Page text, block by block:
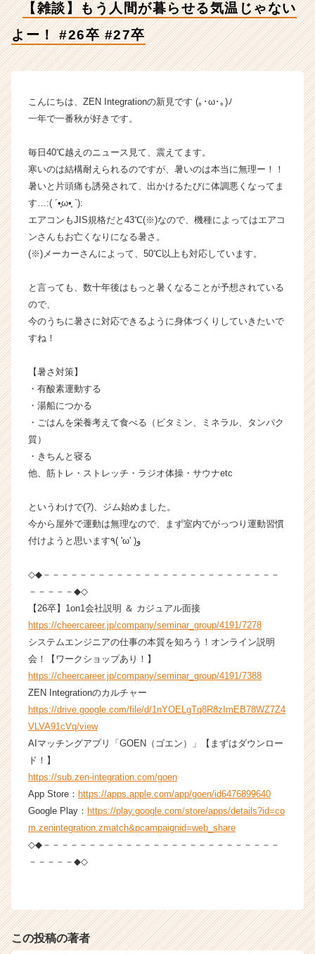
n
t
e
o
の
タ
イ
ン】
|
ン
ャ
ら
ト
届
く
就
チ
ア
キ
ャ
リ
h
e
C
a
r
e
e
r）
【雑談】もう人間が暮らせる気温じゃない
よー！ #26卒 #27卒
こんにちは、ZEN Integrationの新見です (｡･ω･｡)ﾉ
一年で一番秋が好きです。
毎日40℃越えのニュース見て、震えてます。
寒いのは結構耐えられるのですが、暑いのは本当に無理ー！！
暑いと片頭痛も誘発されて、出かけるたびに体調悪くなってま
す…:( ´•̥ω•̥ `):
エアコンもJIS規格だと43℃(※)なので、機種によってはエアコ
ンさんもお亡くなりになる暑さ。
(※)メーカーさんによって、50℃以上も対応しています。
と言っても、数十年後はもっと暑くなることが予想されている
ので、
今のうちに暑さに対応できるように身体づくりしていきたいで
すね！
【暑さ対策】
・有酸素運動する
・湯船につかる
・ごはんを栄養考えて食べる（ビタミン、ミネラル、タンパク
質）
・きちんと寝る
他、筋トレ・ストレッチ・ラジオ体操・サウナetc
というわけで(?)、ジム始めました。
今から屋外で運動は無理なので、まず室内でがっつり運動習慣
付けようと思います٩( 'ω' )و
◇◆－－－－－－－－－－－－－－－－－－－－－－－－－－
－－－－－◆◇
【26卒】1on1会社説明 ＆ カジュアル面接
https://cheercareer.jp/company/seminar_group/4191/7278
システムエンジニアの仕事の本質を知ろう！オンライン説明
会！【ワークショップあり！】
https://cheercareer.jp/company/seminar_group/4191/7388
ZEN Integrationのカルチャー
https://drive.google.com/file/d/1nYOELgTq8R8zImEB78WZ7Z4
VLVA91cVq/view
AIマッチングアプリ「GOEN（ゴエン）」【まずはダウンロー
ド！】
https://sub.zen-integration.com/goen
App Store： https://apps.apple.com/app/goen/id6476899640
Google Play： https://play.google.com/store/apps/details?id=co
m.zenintegration.zmatch&pcampaignid=web_share
◇◆－－－－－－－－－－－－－－－－－－－－－－－－－－
－－－－－◆◇
この投稿の著者